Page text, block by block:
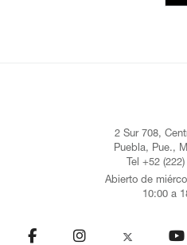
2 Sur 708,
Puebla, Pue.,
Tel +52
Abierto de
10:00 a